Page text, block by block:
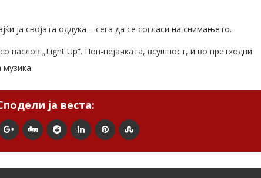
ја својата одлука – сега да се согласи на снимањето.
наслов „Light Up“. Поп-пејачката, всушност, и во претходни
музика.
ја веста: